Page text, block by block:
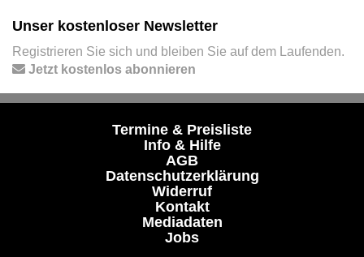
Unser kostenloser Newsletter
Registrieren Sie sich und bleiben Sie auf dem Laufenden.
Jetzt kostenlos abonnieren
Termine & Preisliste
Info & Hilfe
AGB
Datenschutzerklärung
Widerruf
Kontakt
Mediadaten
Jobs